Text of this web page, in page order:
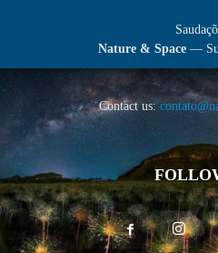
Nature & Space—
Contact us: